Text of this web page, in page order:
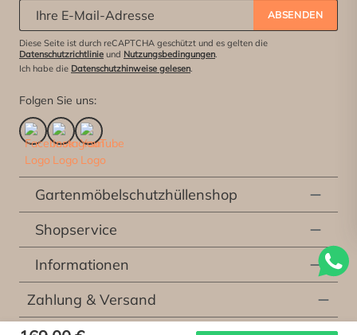
ABSENDEN
Diese Seite ist durch reCAPTCHA geschützt und es gelten die
Datenschutzrichtlinie und Nutzungsbedingungen.
Ich habe die Datenschutzhinweise gelesen.
Folgen Sie uns:
Gartenmöbelschutzhüllenshop
Shopservice
Informationen
Zahlung & Versand